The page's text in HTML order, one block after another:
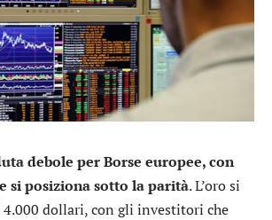
debole per Borse europee, con
si posiziona sotto la parità. L’oro si
dollari, con gli investitori che